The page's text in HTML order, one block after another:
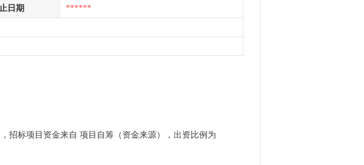
日期 ******
招标项目资金来自 项目自筹（资金来源），出资比例为